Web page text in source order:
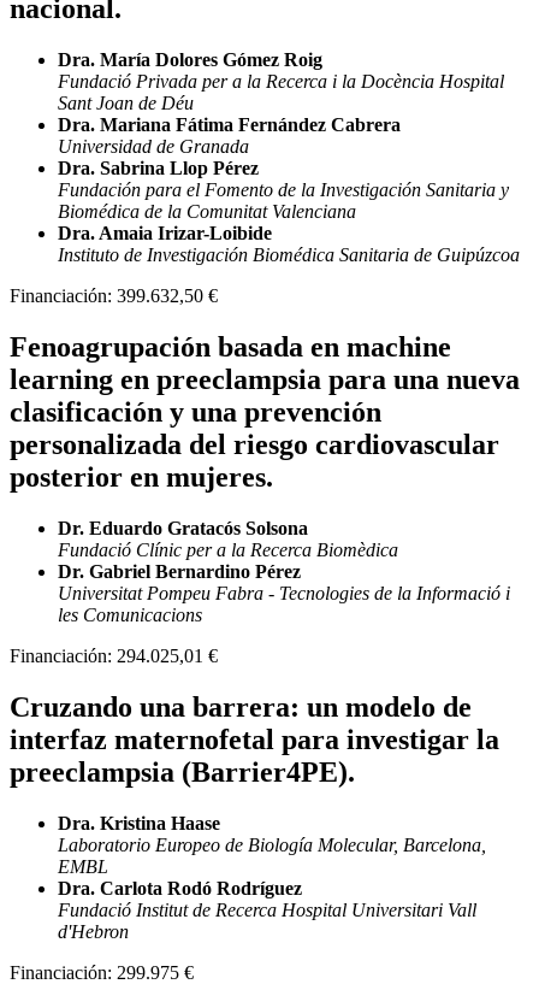
nacional.
Dra. María Dolores Gómez Roig
Fundació Privada per a la Recerca i la Docència Hospital
Sant Joan de Déu
Dra. Mariana Fátima Fernández Cabrera
Universidad de Granada
Dra. Sabrina Llop Pérez
Fundación para el Fomento de la Investigación Sanitaria y
Biomédica de la Comunitat Valenciana
Dra. Amaia Irizar-Loibide
Instituto de Investigación Biomédica Sanitaria de Guipúzcoa
Financiación: 399.632,50 €
Fenoagrupación basada en machine
learning en preeclampsia para una nueva
clasificación y una prevención
personalizada del riesgo cardiovascular
posterior en mujeres.
Dr. Eduardo Gratacós Solsona
Fundació Clínic per a la Recerca Biomèdica
Dr. Gabriel Bernardino Pérez
Universitat Pompeu Fabra - Tecnologies de la Informació i
les Comunicacions
Financiación: 294.025,01 €
Cruzando una barrera: un modelo de
interfaz maternofetal para investigar la
preeclampsia (Barrier4PE).
Dra. Kristina Haase
Laboratorio Europeo de Biología Molecular, Barcelona,
EMBL
Dra. Carlota Rodó Rodríguez
Fundació Institut de Recerca Hospital Universitari Vall
d'Hebron
Financiación: 299.975 €